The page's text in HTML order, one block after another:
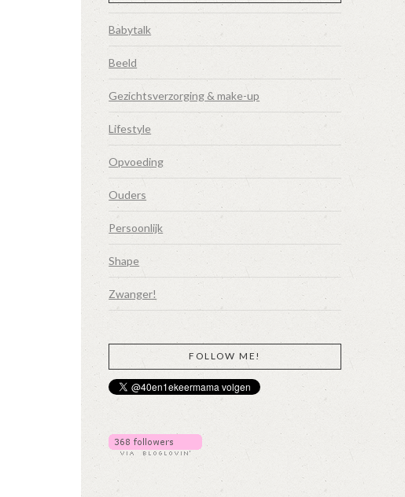
Babytalk
Beeld
Gezichtsverzorging & make-up
Lifestyle
Opvoeding
Ouders
Persoonlijk
Shape
Zwanger!
FOLLOW ME!